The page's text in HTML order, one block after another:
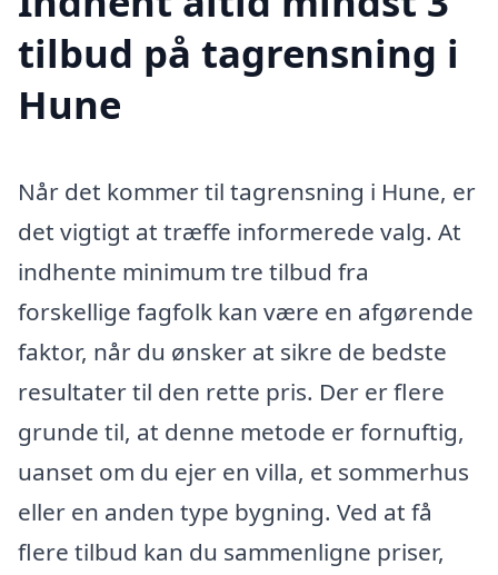
tilbud på tagrensning i
Hune
Når det kommer til tagrensning i Hune, er
det vigtigt at træffe informerede valg. At
indhente minimum tre tilbud fra
forskellige fagfolk kan være en afgørende
faktor, når du ønsker at sikre de bedste
resultater til den rette pris. Der er flere
grunde til, at denne metode er fornuftig,
uanset om du ejer en villa, et sommerhus
eller en anden type bygning. Ved at få
flere tilbud kan du sammenligne priser,